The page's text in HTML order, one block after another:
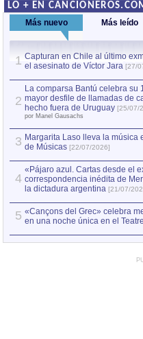
LO + EN
Más nuevo Más leído
1 Capturan en Chile al último
el asesinato de Víctor Jara [27/
2
La comparsa Bantú celebra su
mayor desfile de llamadas de
hecho fuera de Uruguay [25/07/
por Manel Gausachs
3 Margarita Laso lleva la música
de Músicas [22/07/2026]
4
«Pájaro azul. Cartas desde el
correspondencia inédita de
la dictadura argentina [21/07/
5 «Cançons del Grec» celebra
en una noche única en el